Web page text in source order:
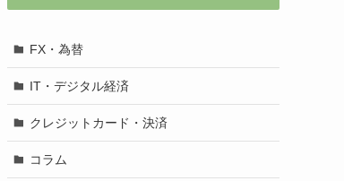
FX・為替
IT・デジタル経済
クレジットカード・決済
コラム